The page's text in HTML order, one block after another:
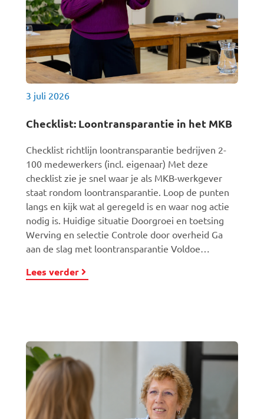
3 juli 2026
Checklist: Loontransparantie in het MKB
Checklist richtlijn loontransparantie bedrijven 2-
100 medewerkers (incl. eigenaar) Met deze
checklist zie je snel waar je als MKB-werkgever
staat rondom loontransparantie. Loop de punten
langs en kijk wat al geregeld is en waar nog actie
nodig is. Huidige situatie Doorgroei en toetsing
Werving en selectie Controle door overheid Ga
aan de slag met loontransparantie Voldoe…
Lees verder